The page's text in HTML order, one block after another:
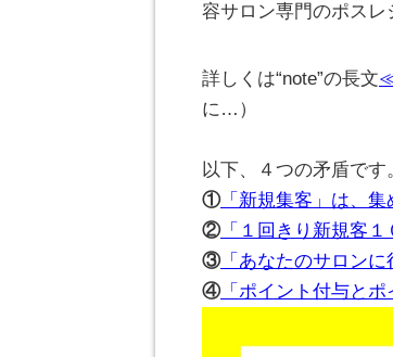
容サロン専門のポスレ
詳しくは“note”の長文
に…）
以下、４つの矛盾です
①「新規集客」は、集
②「１回きり新規客１
③「あなたのサロンに
④「ポイント付与とポ